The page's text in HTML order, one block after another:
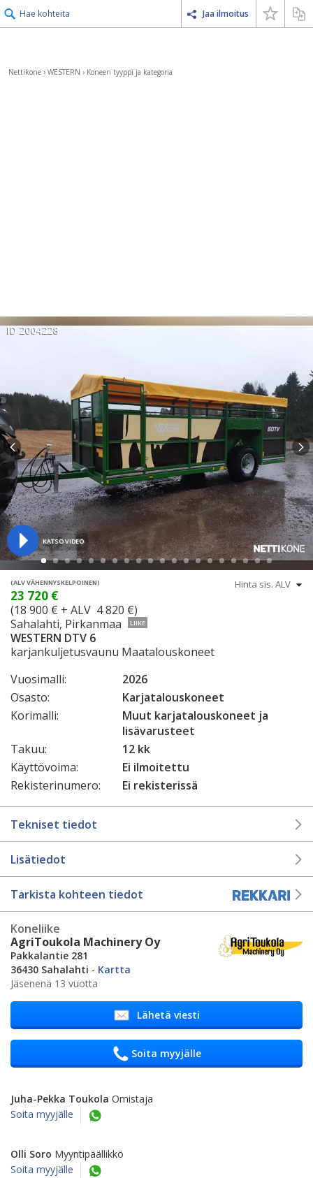
Hae kohteita Jaa ilmoitus
Nettikone › WESTERN › Koneen tyyppi ja kategoria
KATSO VIDEO
ID 2004228
(ALV VÄHENNYSKELPOINEN)
23 720 €
(18 900 € + ALV 4 820 €)
Sahalahti, Pirkanmaa
LIIKE
WESTERN DTV 6
karjankuljetusvaunu Maatalouskoneet
Vuosimalli:
2026
Osasto:
Karjatalouskoneet
Korimalli:
Muut karjatalouskoneet ja
lisävarusteet
Takuu:
12 kk
Käyttövoima:
Ei ilmoitettu
Rekisterinumero:
Ei rekisterissä
Tekniset tiedot
Lisätiedot
Tarkista kohteen tiedot
Koneliike
AgriToukola Machinery Oy
Pakkalantie 281
36430 Sahalahti - Kartta
Jäsenenä 13 vuotta
Lähetä viesti
Soita myyjälle
Juha-Pekka Toukola Omistaja
Soita myyjälle
Olli Soro Myyntipäällikkö
Soita myyjälle